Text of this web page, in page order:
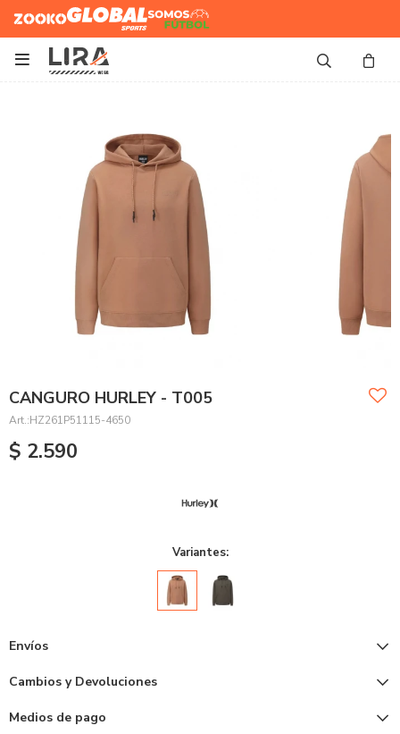
Zooko Global Sports
Somos
Futbol

CANGURO HURLEY - T005
HZ261P51115-4650
$ 2.590
Variantes:
Envíos
Cambios y Devoluciones
Medios de pago